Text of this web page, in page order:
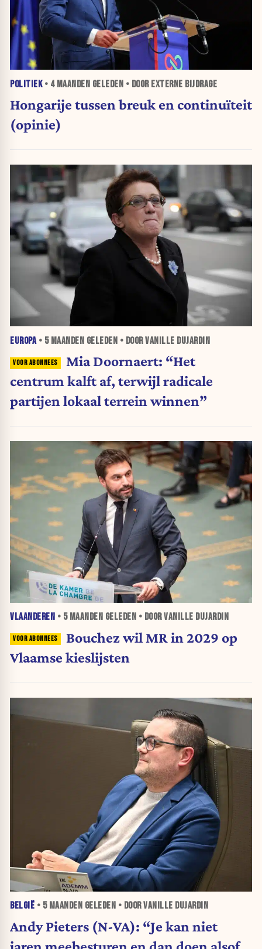
POLITIEK• 4 MAANDEN GELEDEN • DOOR EXTERNE BIJDRAGE
Hongarije tussen breuk en continuïteit
(opinie)
EUROPA• 5 MAANDEN GELEDEN • DOOR VANILLE DUJARDIN
Mia Doornaert: “Het
centrum kalft af, terwijl radicale
partijen lokaal terrein winnen”
VLAANDEREN • 5 MAANDEN GELEDEN • DOOR VANILLE DUJARDIN
Bouchez wil MR in 2029 op
Vlaamse kieslijsten
BELGIË • 5 MAANDEN GELEDEN • DOOR VANILLE DUJARDIN
Andy Pieters (N-VA): “Je kan niet